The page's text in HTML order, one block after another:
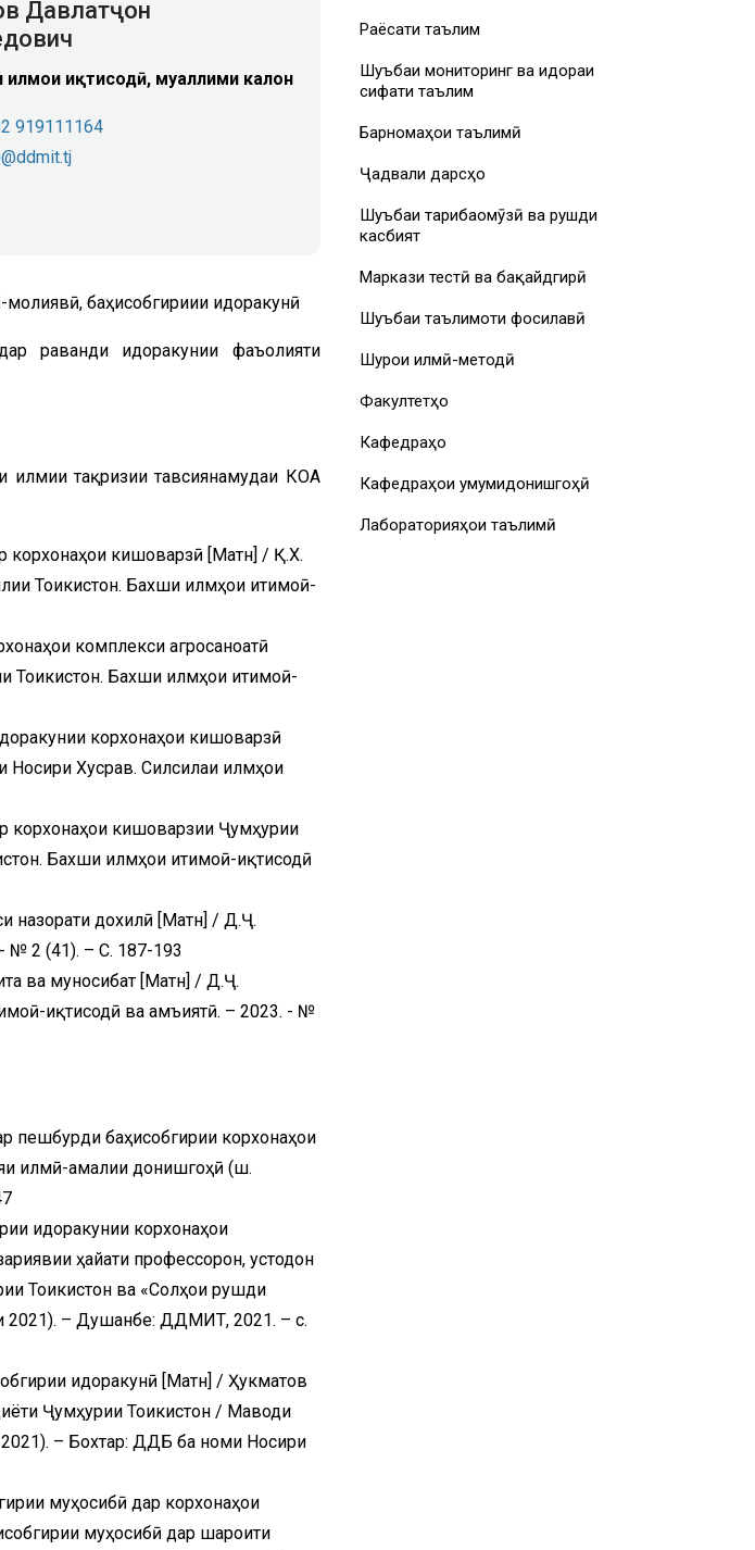
Давлатҷон
иқтисодӣ, муаллими калон
919111164
баҳисобгириии идоракунӣ
раванди идоракунии фаъолияти
илмии тақризии тавсиянамудаи КОА
корхонаҳои кишоварзӣ [Матн] / Қ.Х.
Тоҷикистон. Бахши илмҳои иҷтимоӣ-
комплекси агросаноатӣ
Бахши илмҳои иҷтимоӣ-
корхонаҳои кишоварзӣ
Хусрав. Силсилаи илмҳои
корхонаҳои кишоварзии Ҷумҳурии
Бахши илмҳои иҷтимоӣ-иқтисодӣ
назорати дохилӣ [Матн] / Д.Ҷ.
№ 2 (41). – С. 187-193
ва муносибат [Матн] / Д.Ҷ.
иқтисодӣ ва ҷамъиятӣ. – 2023. - №
пешбурди баҳисобгирии корхонаҳои
илмӣ-амалии донишгоҳӣ (ш.
идоракунии корхонаҳои
ҳайати профессорон, устодон
Тоҷикистон ва «Солҳои рушди
2021). – Душанбе: ДДМИТ, 2021. – с.
идоракунӣ [Матн] / Ҳукматов
Ҷумҳурии Тоҷикистон / Маводи
– Бохтар: ДДБ ба номи Носири
муҳосибӣ дар корхонаҳои
муҳосибӣ дар шароити
Раёсати таълим
Шуъбаи мониторинг ва идораи
сифати таълим
Барномаҳои таълимӣ
Ҷадвали дарсҳо
Шуъбаи таҷрибаомӯзӣ ва рушди
касбият
Маркази тестӣ ва бақайдгирӣ
Шуъбаи таълимоти фосилавӣ
Шурои илмӣ-методӣ
Факултетҳо
Кафедраҳо
Кафедраҳои умумидонишгоҳӣ
Лабораторияҳои таълимӣ